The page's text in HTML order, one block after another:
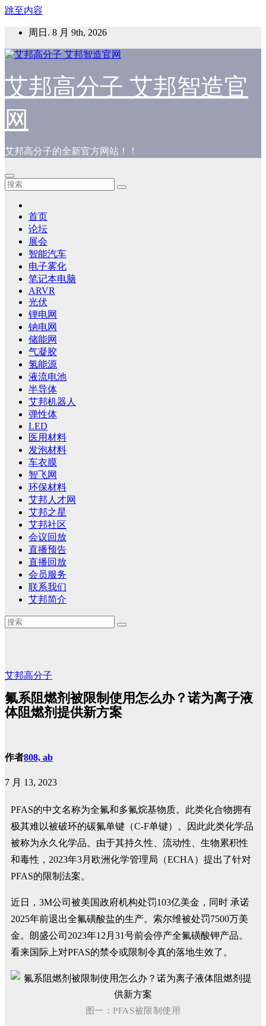
跳至内容
周日. 8 月 9th, 2026
艾邦高分子 艾邦智造官
网
艾邦高分子的全新官方网站！！
首页
论坛
展会
智能汽车
电子雾化
笔记本电脑
ARVR
光伏
锂电网
钠电网
储能网
气凝胶
氢能源
液流电池
半导体
艾邦机器人
弹性体
LED
医用材料
发泡材料
车衣膜
智飞网
环保材料
艾邦人才网
艾邦之星
艾邦社区
会议回放
直播预告
直播回放
会员服务
联系我们
艾邦简介
艾邦高分子
​氟系阻燃剂被限制使用怎么办？诺为离子液
体阻燃剂提供新方案
作者808, ab
7 月 13, 2023
PFAS的中文名称为全氟和多氟烷基物质。此类化合物拥有
极其难以被破环的碳氟单键（C-F单键）。因此此类化学品
被称为永久化学品。由于其持久性、流动性、生物累积性
和毒性，2023年3月欧洲化学管理局（ECHA）提出了针对
PFAS的限制法案。
近日，3M公司被美国政府机构处罚103亿美金，同时 承诺
2025年前退出全氟磺酸盐的生产。索尔维被处罚7500万美
金。朗盛公司2023年12月31号前会停产全氟磺酸钾产品。
看来国际上对PFAS的禁令或限制令真的落地生效了。
图一：PFAS被限制使用